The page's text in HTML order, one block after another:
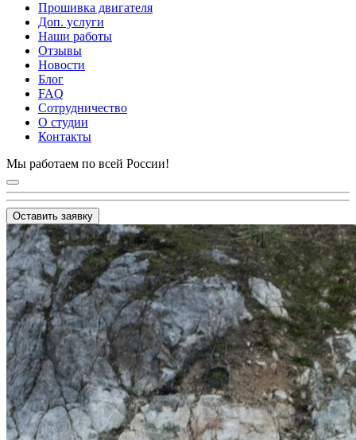
Прошивка двигателя
Доп. услуги
Наши работы
Отзывы
Новости
Блог
FAQ
Сотрудничество
О студии
Контакты
Мы работаем по всей России!
Оставить заявку